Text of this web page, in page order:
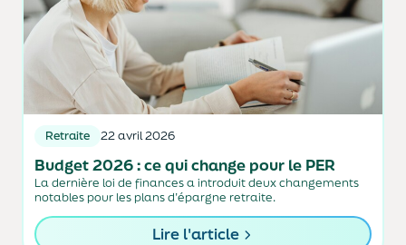
Retraite 22 avril 2026
Budget 2026 : ce qui change pour le PER
La dernière loi de finances a introduit deux changements
notables pour les plans d’épargne retraite.
Lire l'article